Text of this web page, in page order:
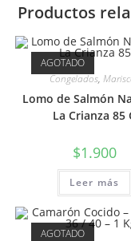
Productos
AGOTADO
Congelados,
Lomo de Salmón
La Crianza 85
$1.900
Leer más
AGOTADO